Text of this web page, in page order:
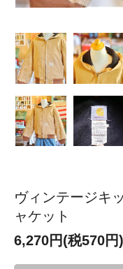
ヴィンテージキ
ャケット
6,270円(税570円)